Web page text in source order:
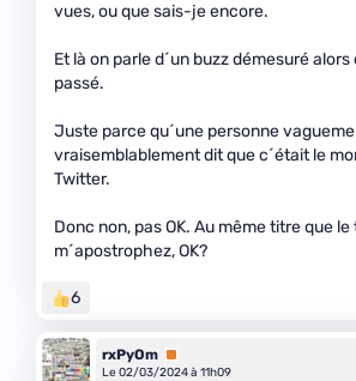
vues, ou que sais-je encore.
Et là on parle d´un buzz démesuré alors
passé.
Juste parce qu´une personne
vraisemblablement dit que c´était le
Twitter.
Donc non, pas OK. Au même titre que
m´apostrophez, OK?
6
rxPyOm Premium
Le 02/03/2024 à 11h09